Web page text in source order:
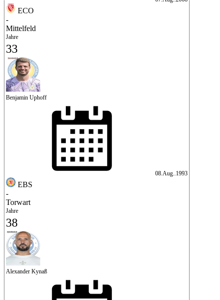
ECO
-
Mittelfeld
Jahre
33
Benjamin Uphoff
08.Aug..1993
EBS
-
Torwart
Jahre
38
Alexander Kynaß